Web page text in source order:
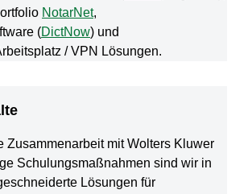
NotarNet,
(DictNow) und
/ VPN Lösungen.
Zusammenarbeit mit Wolters Kluwer
Schulungsmaßnahmen sind wir in
Lösungen für